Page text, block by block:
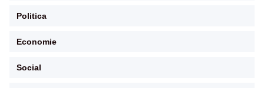
Politica
Economie
Social